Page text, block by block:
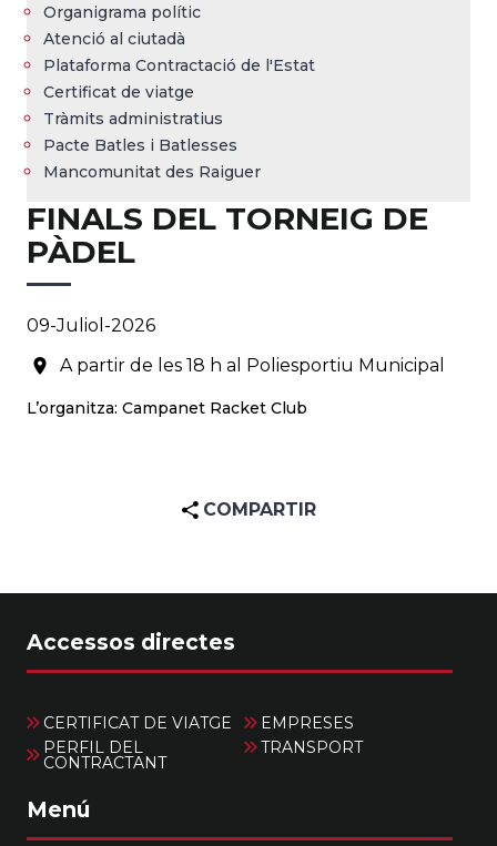
Organigrama polític
Atenció al ciutadà
Plataforma Contractació de l'Estat
Certificat de viatge
Tràmits administratius
Pacte Batles i Batlesses
Mancomunitat des Raiguer
FINALS DEL TORNEIG DE
PÀDEL
09-Juliol-2026
A partir de les 18 h al Poliesportiu Municipal
L’organitza: Campanet Racket Club
COMPARTIR
Accessos directes
CERTIFICAT DE VIATGE
EMPRESES
PERFIL DEL
CONTRACTANT
TRANSPORT
Menú